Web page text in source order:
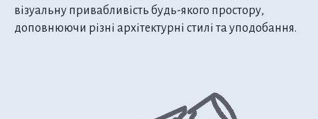
візуальну привабливість будь-якого простору,
доповнюючи різні архітектурні стилі та уподобання.